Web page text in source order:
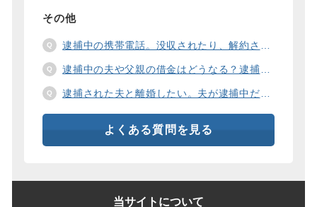
その他
逮捕中の携帯電話。没収されたり、解約されたり、見られたりするの？
逮捕中の夫や父親の借金はどうなる？逮捕中の借金の支払い方法は。
逮捕された夫と離婚したい。夫が逮捕中だと慰謝料は増えるの？
よくある質問を見る
当サイトについて